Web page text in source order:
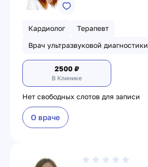
Кардиолог
Терапевт
Врач ультразвуковой диагностики
2500 ₽
В Клинике
Нет свободных слотов для записи
О враче